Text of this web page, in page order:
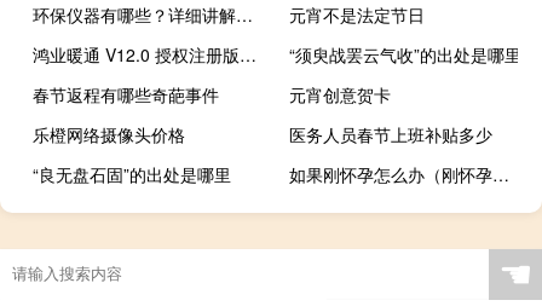
环保仪器有哪些？详细讲解各类环保仪器的使用方法
元宵不是法定节日
鸿业暖通 V12.0 授权注册版（鸿业暖通 V12.0 授权注册版功能简介）
“须臾战罢云气收”的出处是哪里
春节返程有哪些奇葩事件
元宵创意贺卡
乐橙网络摄像头价格
医务人员春节上班补贴多少
“良无盘石固”的出处是哪里
如果刚怀孕怎么办（刚怀孕了怎么办）
岩板打孔怎么收费
☚